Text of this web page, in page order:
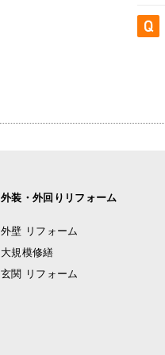
外装・外回りリフォーム
外壁 リフォーム
大規模修繕
玄関 リフォーム